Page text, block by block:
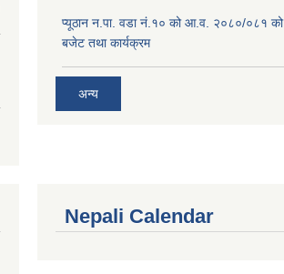
प्यूठान न.पा. वडा नं.१० को आ.व. २०८०/०८१ को
बजेट तथा कार्यक्रम
अन्य
Nepali Calendar